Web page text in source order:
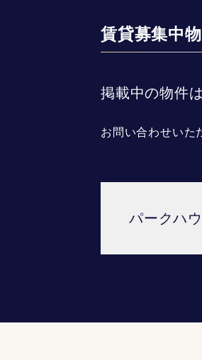
賃貸募集中
掲載中の物件
お問い合わせいた
パークハ